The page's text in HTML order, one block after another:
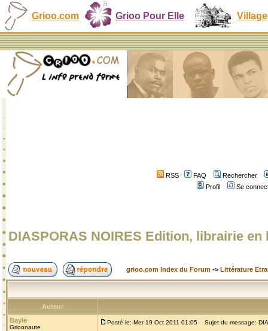
Grioo.com Grioo Pour Elle Village
RSS FAQ
Rechercher
Profil
Se
DIASPORAS NOIRES Edition, librairie en
grioo.com Index du Forum -> Littérature
Auteur
Bayle
Grioonaute
Posté le: Mer 19 Oct 2011 01:05 Sujet du message: